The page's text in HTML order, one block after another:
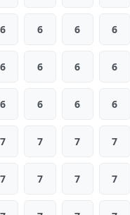
6 6 6 6
6 6 6 6
6 6 6 6
7 7 7 7
7 7 7 7